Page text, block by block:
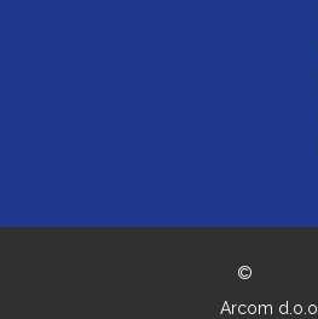
©
Arcom d.o.o.